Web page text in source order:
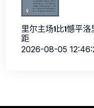
里尔主场1比1憾平
距
2026-08-05